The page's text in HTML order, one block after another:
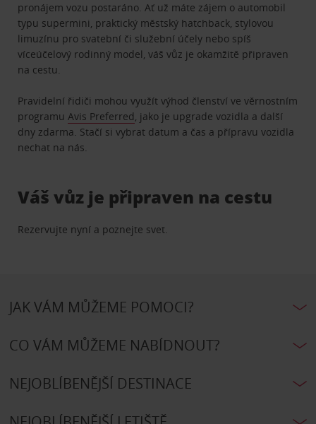
pronájem vozu postaráno. Ať už máte zájem o automobil
typu supermini, praktický městský hatchback, stylovou
limuzínu pro svatební či služební účely nebo spíš
víceúčelový rodinný model, váš vůz je okamžitě připraven
na cestu.
Pravidelní řidiči mohou využít výhod členství ve věrnostním
programuAvis Preferred, jako je upgrade vozidla a další
dny zdarma. Stačí si vybrat datum a čas a přípravu vozidla
nechat na nás.
Váš vůz je připraven na cestu
Rezervujte nyní a poznejte svet.
JAK VÁM MŮŽEME POMOCI?
CO VÁM MŮŽEME NABÍDNOUT?
NEJOBLÍBENĚJŠÍ DESTINACE